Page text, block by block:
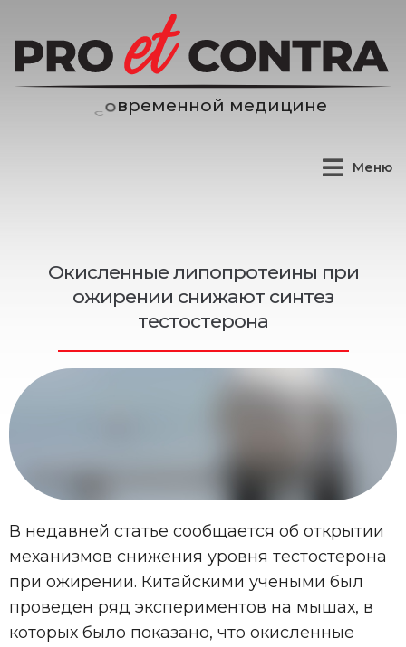
менной медицине
Меню
Окисленные липопротеины при
ожирении снижают синтез
тестостерона
В недавней статье сообщается об открытии
механизмов снижения уровня тестостерона
при ожирении. Китайскими учеными был
проведен ряд экспериментов на мышах, в
которых было показано, что окисленные